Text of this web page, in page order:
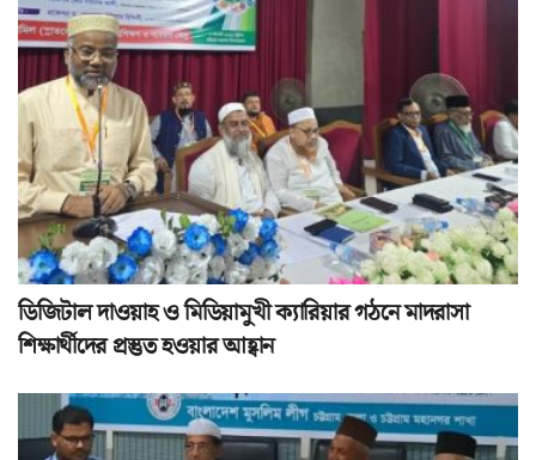
ডিজিটাল দাওয়াহ ও মিডিয়ামুখী ক্যারিয়ার গঠনে মাদরাসা
শিক্ষার্থীদের প্রস্তুত হওয়ার আহ্বান